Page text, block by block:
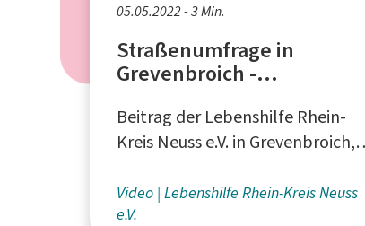
05.05.2022 - 3 Min.
Straßenumfrage in
Grevenbroich -
Schimpfwort?
Beitrag der Lebenshilfe Rhein-
Kreis Neuss e.V. in Grevenbroich,
Video Lebenshilfe Rhein-Kreis Neuss
e.V.